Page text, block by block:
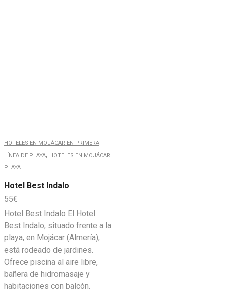
HOTELES EN MOJÁCAR EN PRIMERA
LÍNEA DE PLAYA, HOTELES EN MOJÁCAR
PLAYA
Hotel Best Indalo
55€
Hotel Best Indalo El Hotel
Best Indalo, situado frente a la
playa, en Mojácar (Almería),
está rodeado de jardines.
Ofrece piscina al aire libre,
bañera de hidromasaje y
habitaciones con balcón.